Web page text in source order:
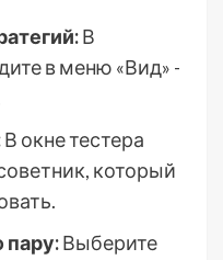
В
в меню «Вид» -
В окне тестера
который
Выберите